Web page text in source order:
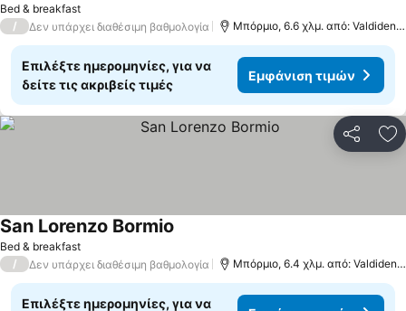
Bed & breakfast
/ Δεν υπάρχει διαθέσιμη βαθμολογία Μπόρμιο, 6.6 χλμ. από: Valdidentro
Επιλέξτε ημερομηνίες, για να
δείτε τις ακριβείς τιμές
Εμφάνιση τιμών
Bed & breakfast
San Lorenzo Bormio
/ Δεν υπάρχει διαθέσιμη βαθμολογία Μπόρμιο, 6.4 χλμ. από: Valdidentro
Επιλέξτε ημερομηνίες, για να